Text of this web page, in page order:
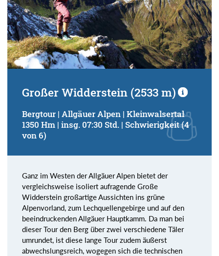
Großer Widderstein (2533 m)
Bergtour | Allgäuer Alpen | Kleinwalsertal
1350 Hm | insg. 07:30 Std. | Schwierigkeit (4
von 6)
Ganz im Westen der Allgäuer Alpen bietet der
vergleichsweise isoliert aufragende Große
Widderstein großartige Aussichten ins grüne
Alpenvorland, zum Lechquellengebirge und auf den
beeindruckenden Allgäuer Hauptkamm. Da man bei
dieser Tour den Berg über zwei verschiedene Täler
umrundet, ist diese lange Tour zudem äußerst
abwechslungsreich, wogegen sich die technischen